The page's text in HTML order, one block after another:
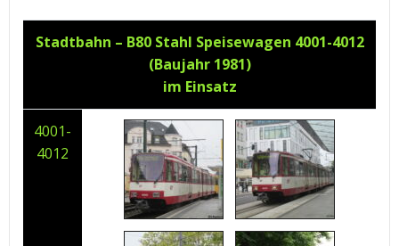
Stadtbahn – B80 Stahl Speisewagen 4001-4012
(Baujahr 1981)
im Einsatz
4001-
4012